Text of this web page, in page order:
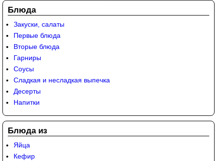
Блюда
Закуски, салаты
Первые блюда
Вторые блюда
Гарниры
Соусы
Сладкая и несладкая выпечка
Десерты
Напитки
Блюда из
Яйца
Кефир